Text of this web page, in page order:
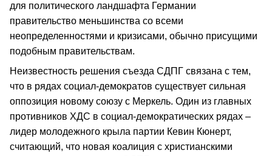
для политического ландшафта Германии
правительство меньшинства со всеми
неопределенностями и кризисами, обычно присущими
подобным правительствам.
Неизвестность решения съезда СДПГ связана с тем,
что в рядах социал-демократов существует сильная
оппозиция новому союзу с Меркель. Один из главных
противников ХДС в социал-демократических рядах –
лидер молодежного крыла партии Кевин Кюнерт,
считающий, что новая коалиция с христианскими